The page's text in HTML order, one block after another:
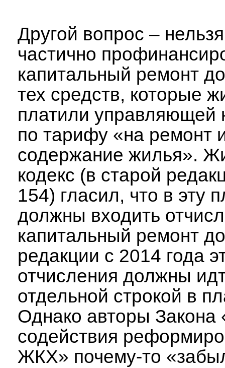
Другой вопрос –
частично
капитальный ремонт
тех средств, которые
платили управляющей
по тарифу «на ремонт
содержание жилья».
кодекс (в старой
154) гласил, что в эту
должны входить
капитальный ремонт
редакции с 2014 года
отчисления должны
отдельной строкой в
Однако авторы
содействия
ЖКХ» почему-то